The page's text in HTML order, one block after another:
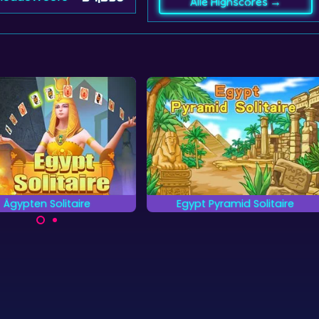
Pyramid Solitaire Stonehenge Tripeaks